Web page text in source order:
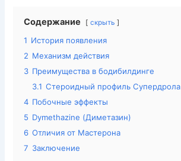
Содержание скрыть
1 История появления
2 Механизм действия
3 Преимущества в бодибилдинге
3.1 Стероидный профиль Супердрола
4 Побочные эффекты
5 Dymethazine (Диметазин)
6 Отличия от Мастерона
7 Заключение